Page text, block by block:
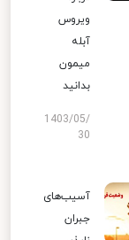
ویروس
آبله
میمون
بدانید
1403/05/
30
آسیب‌های
جبران